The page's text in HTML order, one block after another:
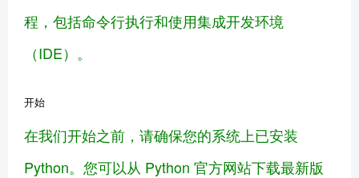
程，包括命令行执行和使用集成开发环境
（IDE）。
开始
在我们开始之前，请确保您的系统上已安装
Python。您可以从 Python 官方网站下载最新版